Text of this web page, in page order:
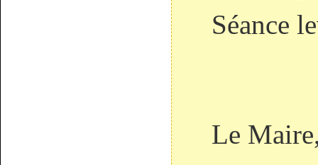
Séance
Le